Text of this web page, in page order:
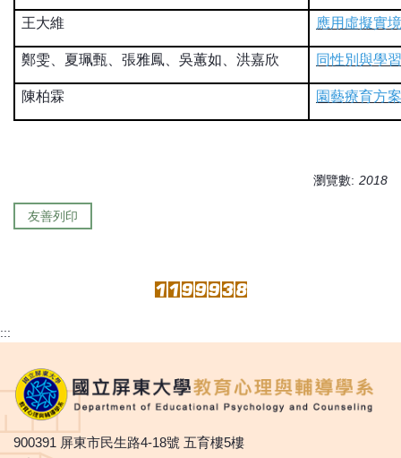
王大維 應用虛擬實
鄭雯、夏珮甄、張雅鳳、吳蕙如、洪嘉欣 同性別與學
陳柏霖 園藝療育方
瀏覽數: 2018
友善列印
:::
900391 屏東市民生路4-18號 五育樓5樓